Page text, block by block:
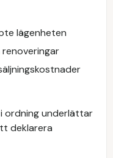
lägenheten
ordning underlättar
deklarera